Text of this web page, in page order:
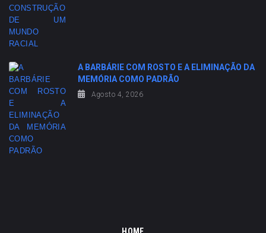
A BARBÁRIE COM ROSTO E A ELIMINAÇÃO DA
MEMÓRIA COMO PADRÃO
Agosto 4, 2026